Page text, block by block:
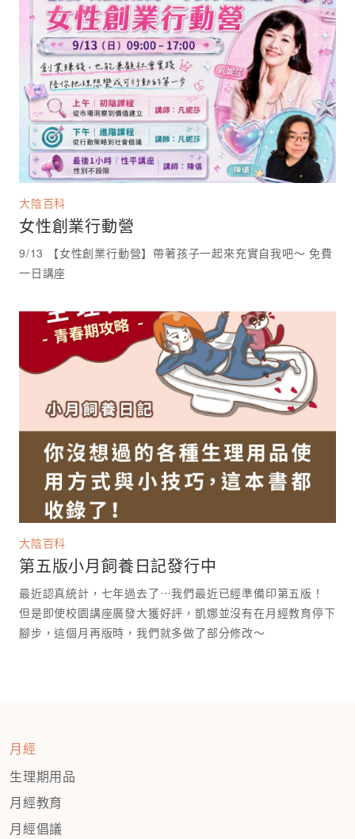
大陰百科
女性創業行動營
9/13 【女性創業行動營】帶著孩子一起來充實自我吧～ 免費
大陰百科
第五版小月飼養日記發行中
最近認真統計，七年過去了⋯我們最近已經準備印第五版！
但是即使校園講座廣發大獲好評，凱娜並沒有在月經教育停下
腳步，這個月再版時，我們就多做了部分修改～
月經
生理期用品
月經教育
月經倡議